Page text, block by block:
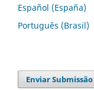
Español (España)
Português (Brasil)
Enviar Submissão